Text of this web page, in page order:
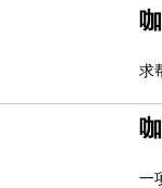
明
求
究
究
一